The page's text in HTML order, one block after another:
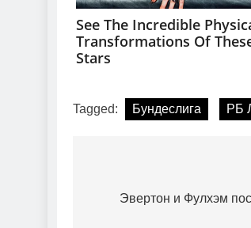
Tagged: Бундеслига РБ
записів
Эвертон и Фулхэм